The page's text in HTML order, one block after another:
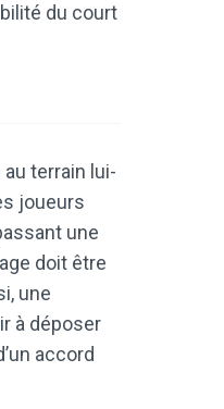
du court
terrain lui-
joueurs
une
doit être
une
à déposer
accord